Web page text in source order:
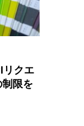
リクエ
限を